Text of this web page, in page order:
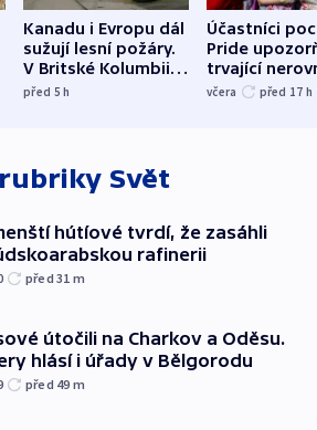
Kanadu i Evropu dál
sužují lesní požáry.
V Britské Kolumbii
evakuovali tisíce lidí
před 5h
Účastníci
Pride
trvající
včera před 17 h
Svět
hútíové tvrdí, že zasáhli
rafinerii
před 31 m
útočili na Charkov a Oděsu.
hlásí i úřady v Bělgorodu
před 49 m